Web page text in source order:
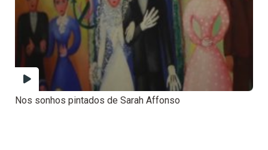
Nos sonhos pintados de Sarah Affonso